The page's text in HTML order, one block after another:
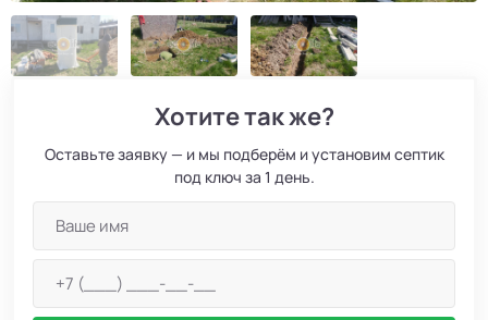
Хотите так же?
Оставьте заявку — и мы подберём и установим септик
под ключ за 1 день.